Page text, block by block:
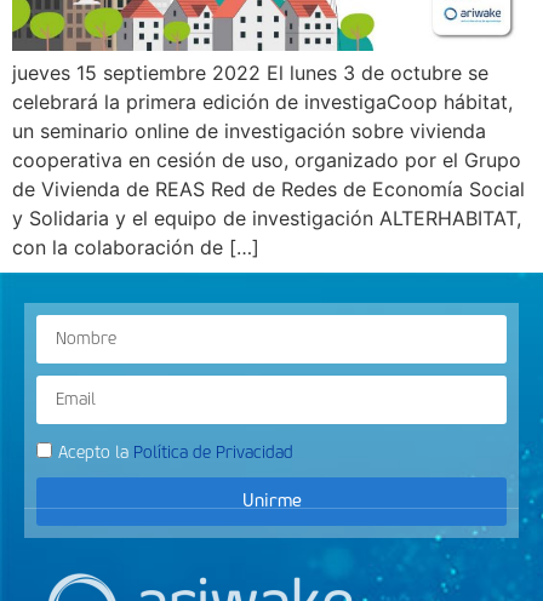
jueves 15 septiembre 2022 El lunes 3 de octubre se
celebrará la primera edición de investigaCoop hábitat,
un seminario online de investigación sobre vivienda
cooperativa en cesión de uso, organizado por el Grupo
de Vivienda de REAS Red de Redes de Economía Social
y Solidaria y el equipo de investigación ALTERHABITAT,
con la colaboración de […]
Acepto la Política de Privacidad
Unirme